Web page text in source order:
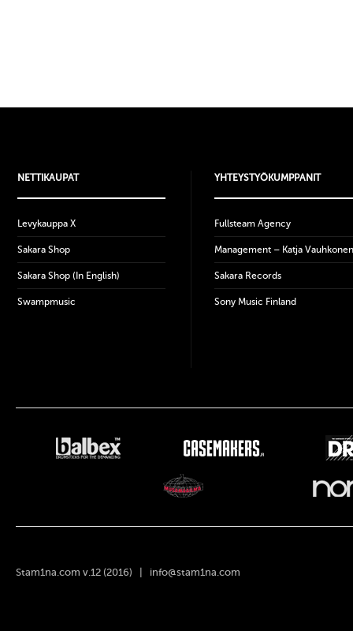
NETTIKAUPAT
Levykauppa X
Sakara Shop
Sakara Shop (In English)
Swampmusic
YHTEYSTYÖKUMPPANIT
Fullsteam Agency
Management – Katja Vauhkonen
Sakara Records
Sony Music Finland
Stam1na.com v.12 (2016) | info@stam1na.com